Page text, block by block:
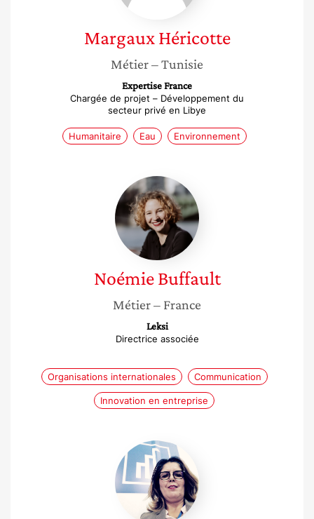
Margaux Héricotte
Métier– Tunisie
Expertise France
Chargée de projet – Développement du
secteur privé en Libye
Humanitaire Eau Environnement
Noémie
Buffault
Noémie Buffault
Métier– France
Leksi
Directrice associée
Organisations internationales Communication
Innovation en entreprise
Wahida
Labidi